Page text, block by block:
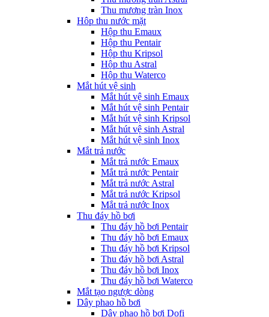
Thu mương tràn Inox
Hôp thu nước mặt
Hộp thu Emaux
Hộp thu Pentair
Hộp thu Kripsol
Hộp thu Astral
Hộp thu Waterco
Mắt hút vệ sinh
Mắt hút vệ sinh Emaux
Mắt hút vệ sinh Pentair
Mắt hút vệ sinh Kripsol
Mắt hút vệ sinh Astral
Mắt hút vệ sinh Inox
Mắt trả nước
Mắt trả nước Emaux
Mắt trả nước Pentair
Mắt trả nước Astral
Mắt trả nước Kripsol
Mắt trả nước Inox
Thu đáy hồ bơi
Thu đáy hồ bơi Pentair
Thu đáy hồ bơi Emaux
Thu đáy hồ bơi Kripsol
Thu đáy hồ bơi Astral
Thu đáy hồ bơi Inox
Thu đáy hồ bơi Waterco
Mắt tạo ngược dòng
Dây phao hồ bơi
Dây phao hồ bơi Dofi